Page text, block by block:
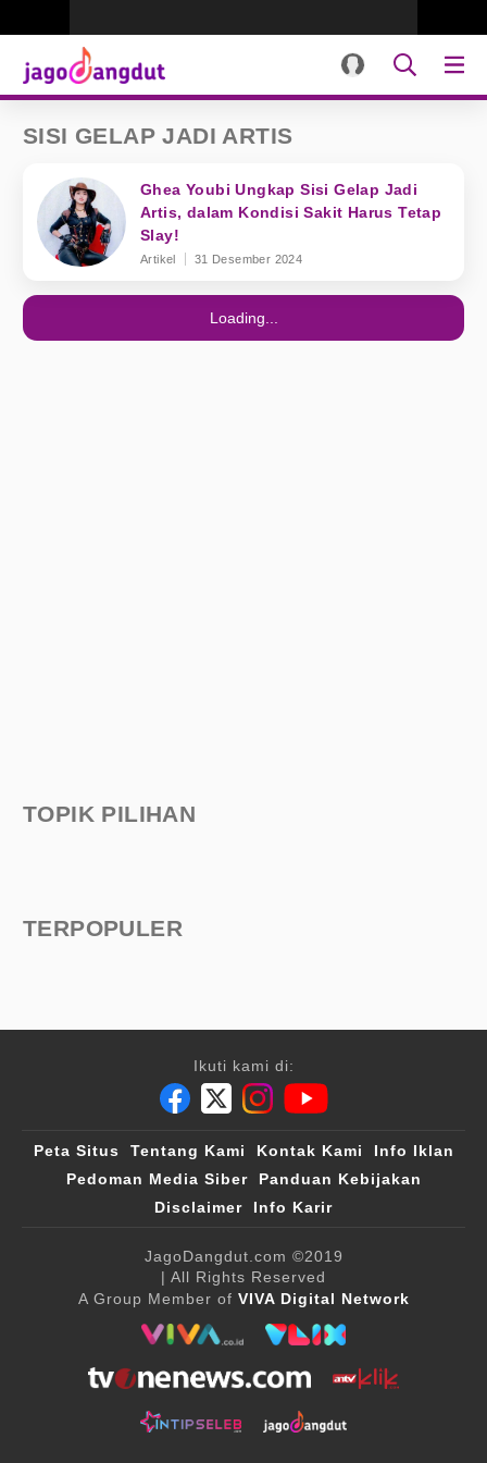
SISI GELAP JADI ARTIS
Ghea Youbi Ungkap Sisi Gelap Jadi
Artis, dalam Kondisi Sakit Harus Tetap
Slay!
Artikel 31 Desember 2024
Loading...
TOPIK PILIHAN
TERPOPULER
Ikuti kami di:
Peta Situs Tentang Kami Kontak Kami
Info Iklan
Pedoman Media Siber
Panduan Kebijakan
Disclaimer
Info Karir
JagoDangdut.com ©2019
| All Rights Reserved
A Group Member of VIVA Digital Network